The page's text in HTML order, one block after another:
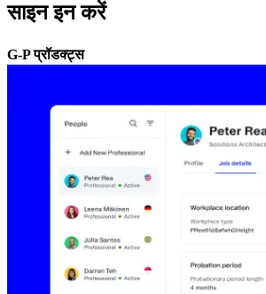
साइन इन करें​​
G-P प्रॉडक्ट्स​​